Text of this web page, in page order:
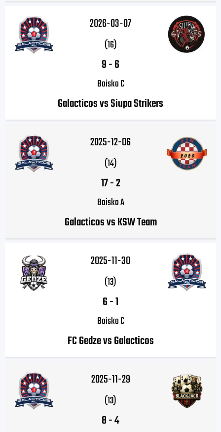
2026-03-07
(16)
9-6
Boisko C
Galacticos vs Siupa Strikers
2025-12-06
(14)
17-2
Boisko A
Galacticos vs KSW Team
2025-11-30
(13)
6-1
Boisko C
FC Gedze vs Galacticos
2025-11-29
(13)
8-4